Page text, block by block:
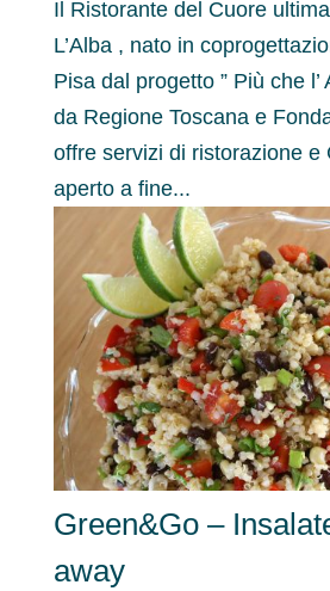
Il Ristorante del Cuore
L’Alba , nato in
Pisa dal progetto ” Più che l’
da Regione Toscana e
offre servizi di ristorazione e
aperto a fine...
Green&Go –
away